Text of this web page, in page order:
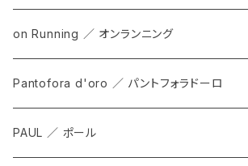
on Running ／ オンランニング
ALL
SHOES
Pantofora d'oro ／ パントフォラドーロ
PAUL ／ ポール